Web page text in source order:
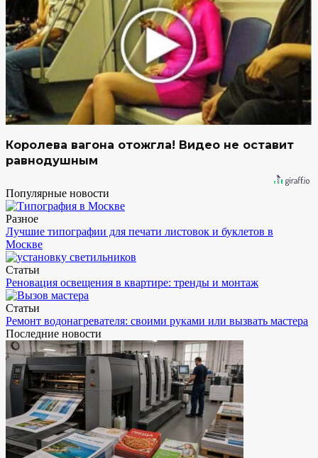
Королева вагона отожгла! Видео не оставит
равнодушным
Популярные новости
Разное
Лучшие типографии для печати листовок и буклетов в
Москве
Статьи
Реновация освещения в квартире: тренды и монтаж
Статьи
Ремонт водонагревателя: своими руками или вызвать мастера
Последние новости